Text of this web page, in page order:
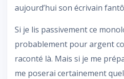
aujourd’hui son écrivain
Si je lis passivement ce
probablement pour argent
raconté là. Mais si je me
me poserai certainement